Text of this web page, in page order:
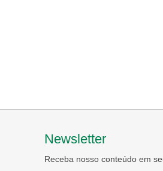
Newsletter
Receba nosso conteúdo em